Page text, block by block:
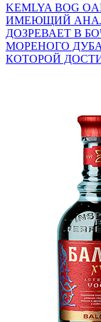
KEMLYA BOG
ИМЕЮЩИЙ
ДОЗРЕВАЕТ В
МОРЕНОГО
КОТОРОЙ